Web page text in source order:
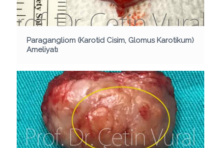
Paragangliom (Karotid Cisim, Glomus Karotikum)
Ameliyatı